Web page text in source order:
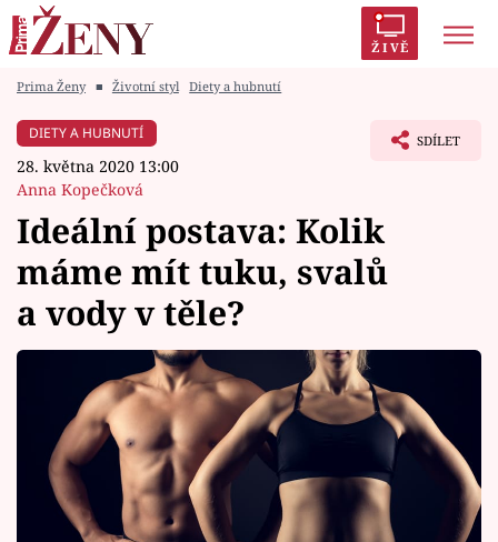
ŽIVĚ
Módní alarm
Zrádci
Témata
Celebrity
Vztahy
Seriály
Horoskopy
Prima Ženy ■ Životní styl Diety a hubnutí
DIETY A HUBNUTÍ
28. května 2020 13:00
Anna Kopečková
SDÍLET
Ideální postava: Kolik
máme mít tuku, svalů
a vody v těle?